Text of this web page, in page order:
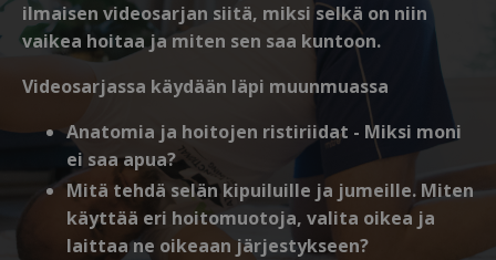
ilmaisen videosarjan siitä, miksi selkä on niin
vaikea hoitaa ja miten sen saa kuntoon.
Videosarjassa käydään läpi muunmuassa
Anatomia ja hoitojen ristiriidat - Miksi moni
ei saa apua?
Mitä tehdä selän kipuiluille ja jumeille. Miten
käyttää eri hoitomuotoja, valita oikea ja
laittaa ne oikeaan järjestykseen?